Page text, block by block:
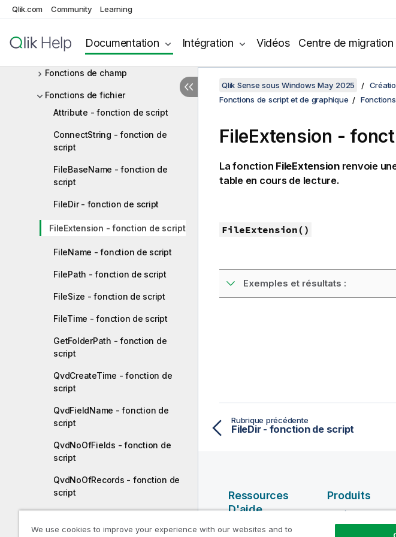
Qlik.com Community Learning
Documentation Intégration Vidéos Centre de migration
Fonctions de date et heure
Fonctions exponentielles et
logarithmiques
Fonctions de champ
Fonctions de fichier
Attribute - fonction de script
ConnectString - fonction de
script
FileBaseName - fonction de
script
FileDir - fonction de script
FileExtension - fonction de script
FileName - fonction de script
FilePath - fonction de script
FileSize - fonction de script
FileTime - fonction de script
GetFolderPath - fonction de
script
QvdCreateTime - fonction de
script
QvdFieldName - fonction de
script
QvdNoOfFields - fonction de
script
QvdNoOfRecords - fonction de
script
QvdTableName - fonction de
script
Qlik Sense sous Windows May 2025
Fonctions de script et de graphique
FileExtension -
La fonction FileExtensionrenvoie
table en cours de lecture.
FileExtension()
Exemples et résultats :
Rubrique précédente
FileDir - fonction de script
Ressources
D'aide
Vidéos Qlik Help
Produits
QUALITÉ DE
We use cookies to improve your experience with our websites and to